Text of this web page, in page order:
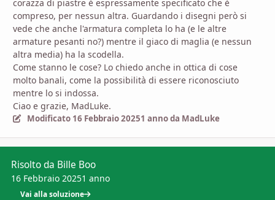
corazza di piastre è espressamente specificato che è
compreso, per nessun altra. Guardando i disegni però si
vede che anche l'armatura completa lo ha (e le altre
armature pesanti no?) mentre il giaco di maglia (e nessun
altra media) ha la scodella.
Come stanno le cose? Lo chiedo anche in ottica di cose
molto banali, come la possibilità di essere riconosciuto
mentre lo si indossa.
Ciao e grazie, MadLuke.
Modificato 16 Febbraio 20251 annoda MadLuke
Risolto da Bille Boo
16 Febbraio 20251 anno
Vai alla soluzione